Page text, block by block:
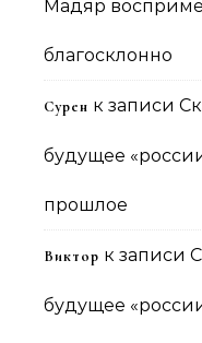
Мадяр
благосклонно
Сурен к записи
будущее
прошлое
Виктор к записи
будущее